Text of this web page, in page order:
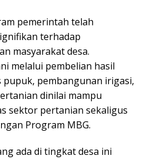
pemerintah telah
terhadap
masyarakat desa.
melalui pembelian hasil
pupuk, pembangunan irigasi,
dinilai mampu
sektor pertanian sekaligus
Program MBG.
ada di tingkat desa ini